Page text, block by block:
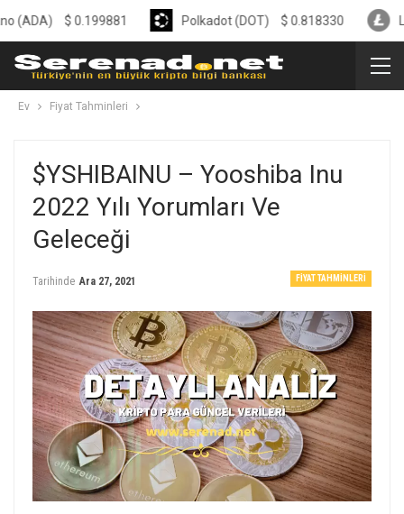
Ev Fiyat Tahminleri
$YSHIBAINU – Yooshiba Inu
2022 Yılı Yorumları Ve
Geleceği
FIYAT TAHMINLERI
Tarihinde Ara 27, 2021
$ 0.199881 Polkadot (DOT) $0.818330 Litecoin